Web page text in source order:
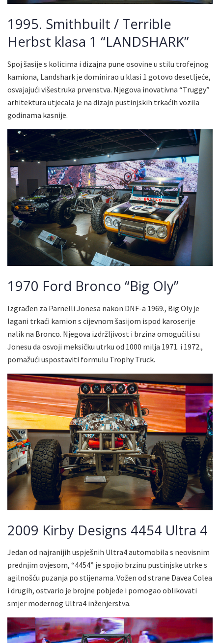
1995. Smithbuilt / Terrible
Herbst klasa 1 “LANDSHARK”
Spoj šasije s kolicima i dizajna pune osovine u stilu trofejnog
kamiona, Landshark je dominirao u klasi 1 gotovo desetljeće,
osvajajući višestruka prvenstva. Njegova inovativna “Truggy”
arhitektura utjecala je na dizajn pustinjskih trkaćih vozila
godinama kasnije.
1970 Ford Bronco “Big Oly”
Izgrađen za Parnelli Jonesa nakon DNF-a 1969., Big Oly je
lagani trkaći kamion s cijevnom šasijom ispod karoserije
nalik na Bronco. Njegova izdržljivost i brzina omogućili su
Jonesu da osvoji meksičku utrku od 1000 milja 1971. i 1972.,
pomažući uspostaviti formulu Trophy Truck.
2009 Kirby Designs 4454 Ultra 4
Jedan od najranijih uspješnih Ultra4 automobila s neovisnim
prednjim ovjesom, “4454” je spojio brzinu pustinjske utrke s
agilnošću puzanja po stijenama. Vožen od strane Davea Colea
i drugih, ostvario je brojne pobjede i pomogao oblikovati
smjer modernog Ultra4 inženjerstva.